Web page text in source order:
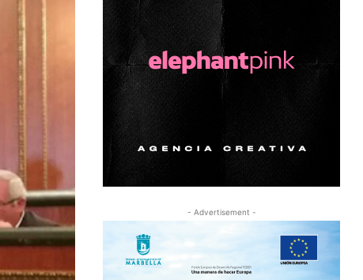
- Advertisement -